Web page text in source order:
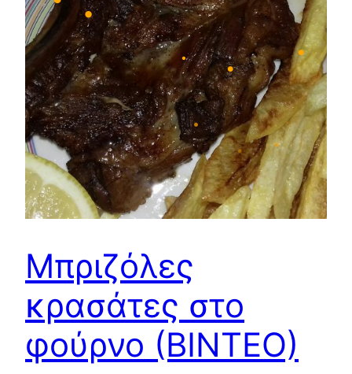
•
•
•
•
•
•
•
•
Μπριζόλες
κρασάτες στο
φούρνο (ΒΙΝΤΕΟ)